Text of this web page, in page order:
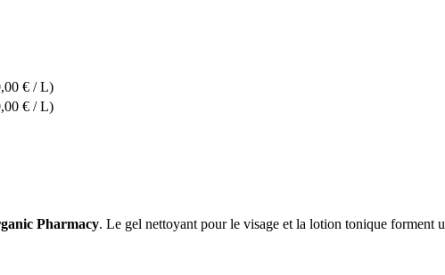
€ / L)
€ / L)
Pharmacy. Le gel nettoyant pour le visage et la lotion tonique forment